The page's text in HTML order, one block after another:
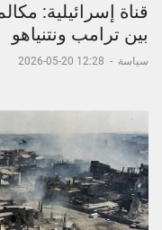
قناة إسرائيلية:
بين ترامب ونتنياهو
سياسة -
12:28 20-05-2026